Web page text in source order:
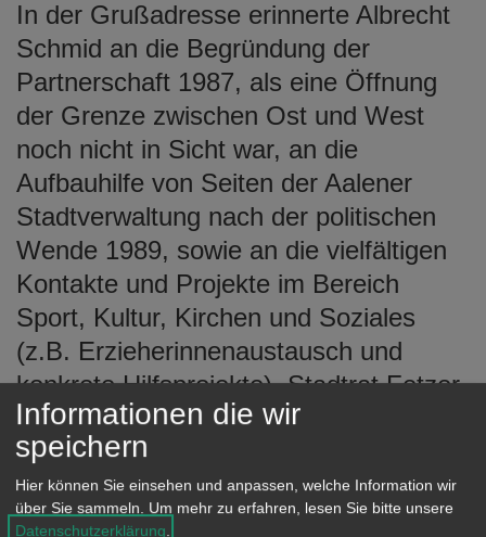
In der Grußadresse erinnerte Albrecht
Schmid an die Begründung der
Partnerschaft 1987, als eine Öffnung
der Grenze zwischen Ost und West
noch nicht in Sicht war, an die
Aufbauhilfe von Seiten der Aalener
Stadtverwaltung nach der politischen
Wende 1989, sowie an die vielfältigen
Kontakte und Projekte im Bereich
Sport, Kultur, Kirchen und Soziales
(z.B. Erzieherinnenaustausch und
konkrete Hilfsprojekte). Stadtrat Fetzer
ergänzte den erfolgreichen
Schüleraustausch.
Bürgermeister Csaba Schmidt
Informationen die wir
speichern
Hier können Sie einsehen und anpassen, welche Information wir
über Sie sammeln.
Um mehr zu erfahren, lesen Sie bitte unsere
Datenschutzerklärung